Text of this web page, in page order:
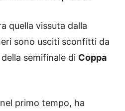
quella vissuta dalla
sono usciti sconfitti da
semifinale di Coppa
primo tempo, ha